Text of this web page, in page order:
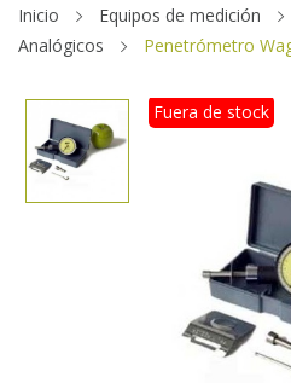
Inicio Equipos de medición
Analógicos
Penetrómetro
Fuera de stock